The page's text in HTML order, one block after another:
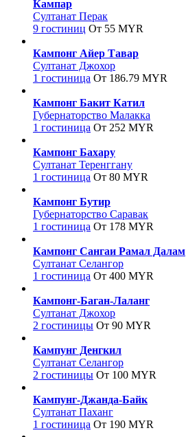
Кампар
Султанат Перак
9 гостиниц От 55 MYR
Кампонг Айер Тавар
Султанат Джохор
1 гостиница От 186.79 MYR
Кампонг Бакит Катил
Губернаторство Малакка
1 гостиница От 252 MYR
Кампонг Бахару
Султанат Теренггану
1 гостиница От 80 MYR
Кампонг Бутир
Губернаторство Саравак
1 гостиница От 178 MYR
Кампонг Сангаи Рамал Далам
Султанат Селангор
1 гостиница От 400 MYR
Кампонг-Баган-Лаланг
Султанат Джохор
2 гостиницы От 90 MYR
Кампунг Денгкил
Султанат Селангор
2 гостиницы От 100 MYR
Кампунг-Джанда-Байк
Султанат Паханг
1 гостиница От 190 MYR